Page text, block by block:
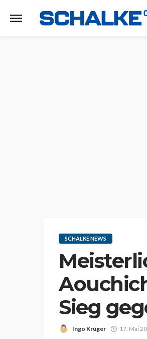
SCHALKE NEWS
Sieg
Ingo Krüger 17. Mai